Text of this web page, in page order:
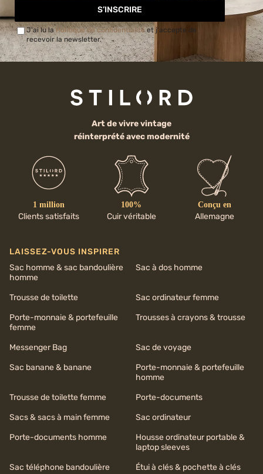
S’INSCRIRE
J'ai lu laPolitique de confidentialitéet j'accepte de
recevoir la newsletter.
Art de vivre vintage
réinterprété avec modernité
1 million
Clients satisfaits
100%
Cuir véritable
Conçu en
Allemagne
LAISSEZ-VOUS INSPIRER
Sac homme & sac bandoulière
homme
Sac à dos homme
Trousse de toilette
Sac ordinateur femme
Porte-monnaie & portefeuille
femme
Trousses à crayons & trousse
Messenger Bag
Sac de voyage
Sac banane & banane
Porte-monnaie & portefeuille
homme
Trousse de toilette femme
Porte-documents
Sacs & sacs à main femme
Sac ordinateur
Porte-documents homme
Housse ordinateur portable &
laptop sleeves
Sac téléphone bandoulière
Étui à clés & pochette à clés